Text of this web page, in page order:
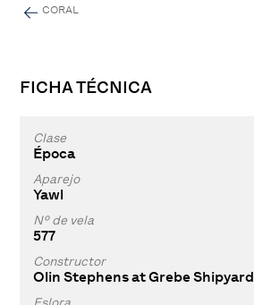
CORAL
FICHA TÉCNICA
Clase
Época
Aparejo
Yawl
Nº de vela
577
Constructor
Olin Stephens at Grebe Shipyard